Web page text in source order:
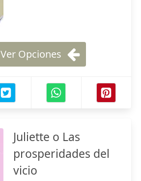
Ver Opciones
Juliette o Las
prosperidades del
vicio